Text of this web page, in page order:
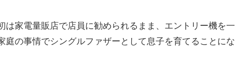
は家電量販店で店員に勧められるまま、エントリー機を一
庭の事情でシングルファザーとして息子を育てることにな